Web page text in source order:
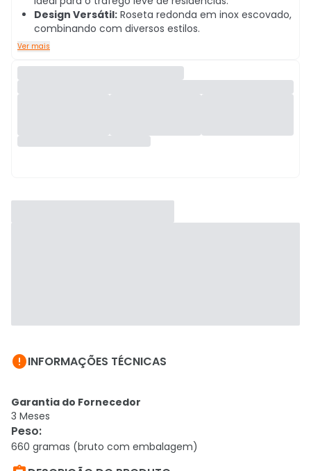
Design Versátil: Roseta redonda em inox escovado,
combinando com diversos estilos.
Ver mais
INFORMAÇÕES TÉCNICAS
Garantia do Fornecedor
3 Meses
Peso:
660 gramas (bruto com embalagem)